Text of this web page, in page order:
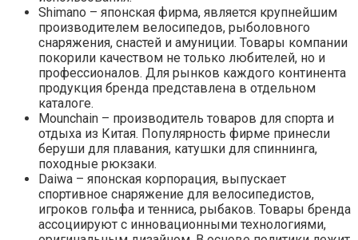
Shimano – японская фирма, является крупнейшим
производителем велосипедов, рыболовного
снаряжения, снастей и амуниции. Товары компании
покорили качеством не только любителей, но и
профессионалов. Для рынков каждого континента
продукция бренда представлена в отдельном
каталоге.
Mounchain – производитель товаров для спорта и
отдыха из Китая. Популярность фирме принесли
беруши для плавания, катушки для спиннинга,
походные рюкзаки.
Daiwa – японская корпорация, выпускает
спортивное снаряжение для велосипедистов,
игроков гольфа и тенниса, рыбаков. Товары бренда
ассоциируют с инновационными технологиями,